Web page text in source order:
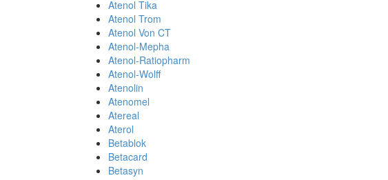
Atenol Tika
Atenol Trom
Atenol Von CT
Atenol-Mepha
Atenol-Ratiopharm
Atenol-Wolff
Atenolin
Atenomel
Atereal
Aterol
Betablok
Betacard
Betasyn